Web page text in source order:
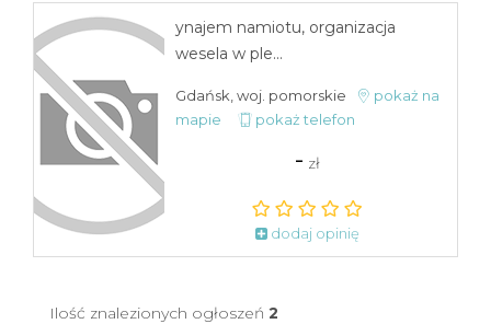
ynajem namiotu, organizacja
wesela w ple...
Gdańsk, woj. pomorskie
pokaż na
mapie
pokaż telefon
- zł
dodaj opinię
Ilość znalezionych ogłoszeń 2